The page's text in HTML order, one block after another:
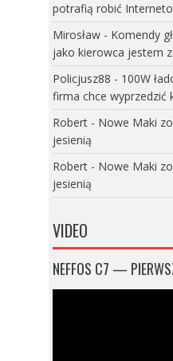
potrafią robić
Mirosław- Komendy
jako kierowca jestem
Policjusz88 - 100W
firma chce wyprzedzić
Robert- Nowe Maki
jesienią
Robert- Nowe Maki
jesienią
VIDEO
NEFFOS C7 —